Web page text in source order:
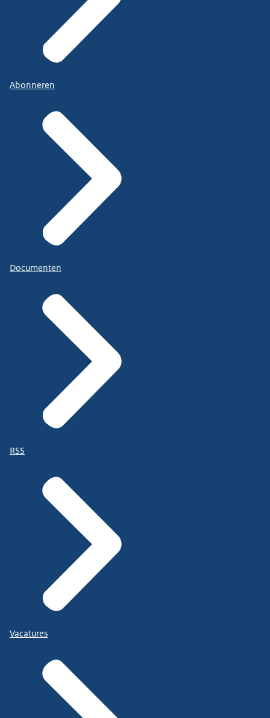
Abonneren
Documenten
RSS
Vacatures